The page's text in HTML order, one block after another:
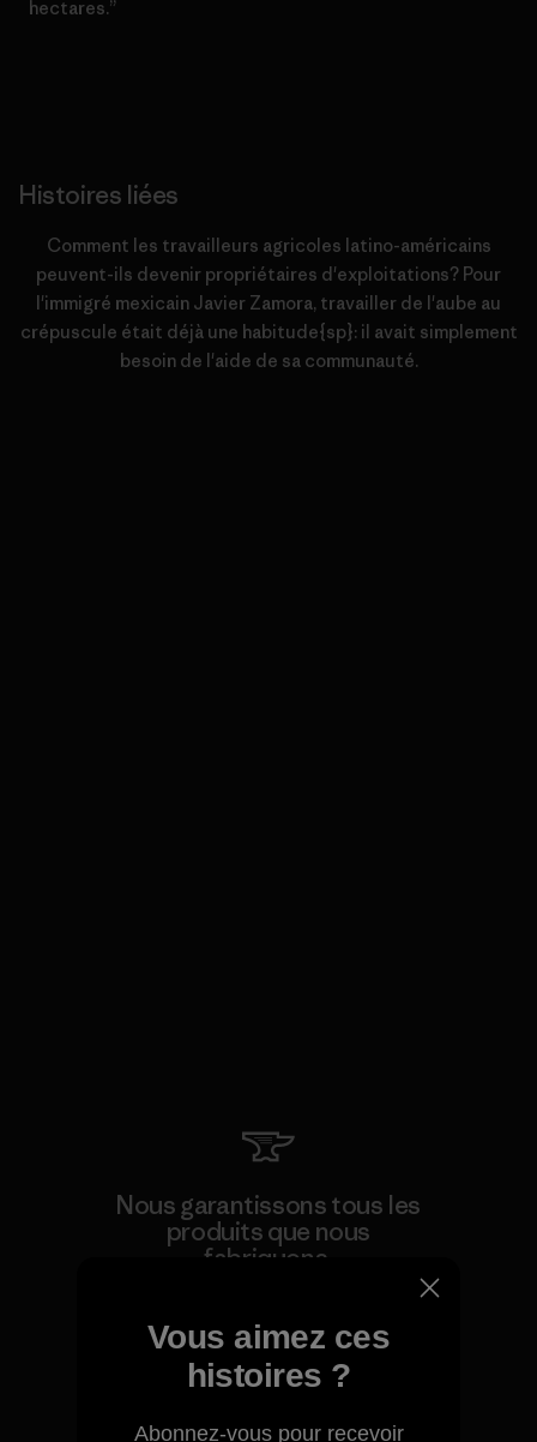
hectares.”
Histoires liées
Comment les travailleurs agricoles latino-américains
peuvent-ils devenir propriétaires d'exploitations? Pour
l'immigré mexicain Javier Zamora, travailler de l'aube au
crépuscule était déjà une habitude{sp}: il avait simplement
besoin de l'aide de sa communauté.
Nous garantissons tous les
produits que nous
fabriquons.
Voir la Garantie Ironclad
Vous aimez ces
histoires ?
Abonnez-vous pour recevoir